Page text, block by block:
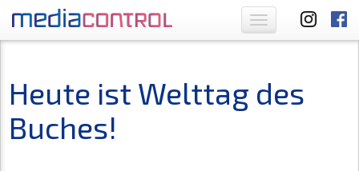
Toggle
navigation
Heute ist Welttag des
Buches!